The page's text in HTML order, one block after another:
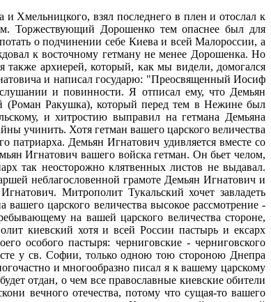
Хмельницкого, взял последнего в плен и отослал к
Торжествующий Дорошенко тем опаснее был для
о подчинении себе Киева и всей Малороссии, а
к восточному гетману не менее Дорошенка. Но
также архиерей, который, как мы видели, домогался
и написал государю: "Преосвященный Иосиф
и повинности. Я отписал ему, что Демьян
(Роман Ракушка), который перед тем в Нежине был
и хитростию выправил на гетмана Демьяна
учинить. Хотя гетман вашего царского величества
патриарха. Демьян Игнатович удивляется вместе со
Игнатович вашего войска гетман. Он бьет челом,
так неосторожно клятвенных листов не выдавал.
неблагословенной грамоте Демьян Игнатович и
Митрополит Тукальский хочет завладеть
царского величества высокое рассмотрение -
на вашей царского величества стороне,
киевский хотя и всей России пастырь и ексарх
особого пастыря: черниговские - черниговского
у св. Софии, только одною тою стороною Днепра
и многообразно писал я к вашему царскому
отдан, о чем все православные киевские обители
вечного отечества, потому что сущая-то вашего